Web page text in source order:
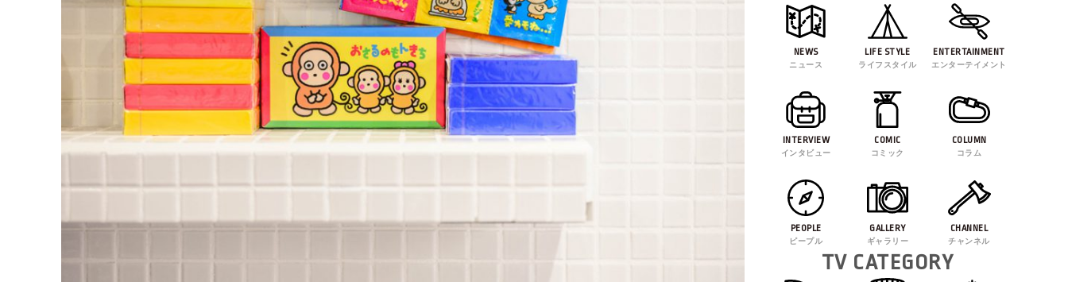
NEWS
ニュース
LIFE STYLE
ライフスタイル
ENTERTAINMENT
エンターテイメント
INTERVIEW
インタビュー
COMIC
コミック
COLUMN
コラム
PEOPLE
ピープル
GALLERY
ギャラリー
CHANNEL
チャンネル
TV CATEGORY